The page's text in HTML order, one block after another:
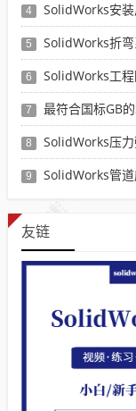
4 SolidWorks安装后别
5 SolidWorks折
6 SolidWorks工程图转
7 最符合国标GB的
8 SolidWorks压力弹
9 SolidWorks管
友链